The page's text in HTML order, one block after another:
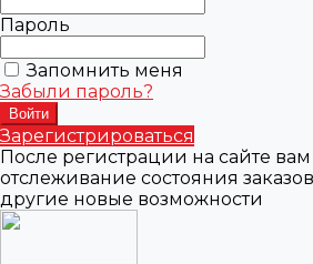
Пароль
Запомнить меня
Забыли пароль?
Зарегистрироваться
После регистрации на сайте
отслеживание состояния
другие новые возможности